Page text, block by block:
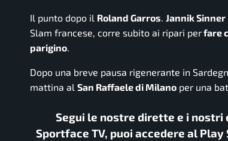
Il punto dopo il Roland Garros. Jannik Sinner
Slam francese, corre subito ai ripari perfare
parigino.
Dopo una breve pausa rigenerante in
mattina al San Raffaele di Milano per una
Segui le nostre dirette e i nostri
Sportface TV, puoi accedere al